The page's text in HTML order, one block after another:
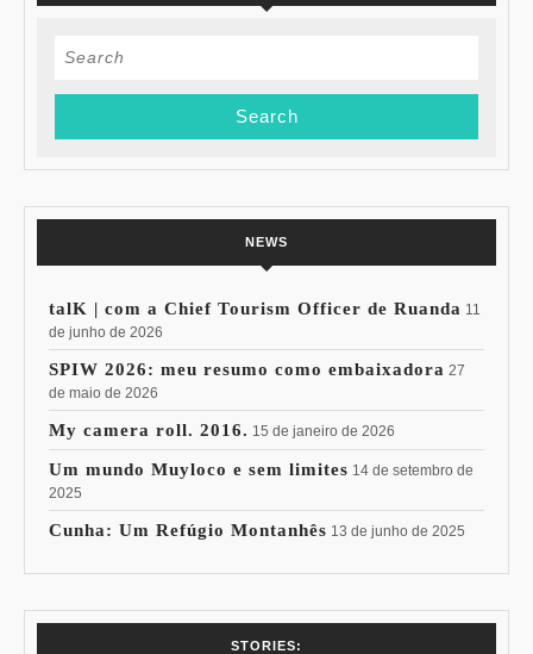
Search
NEWS
talK | com a Chief Tourism Officer de Ruanda 11
de junho de 2026
SPIW 2026: meu resumo como embaixadora 27
de maio de 2026
My camera roll. 2016. 15 de janeiro de 2026
Um mundo Muyloco e sem limites 14 de setembro de
2025
Cunha: Um Refúgio Montanhês 13 de junho de 2025
STORIES: